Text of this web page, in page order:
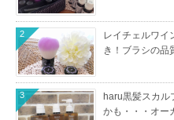
レイチェルワイ
き！ブラシの品
2
haru黒髪スカル
かも・・・オー
3